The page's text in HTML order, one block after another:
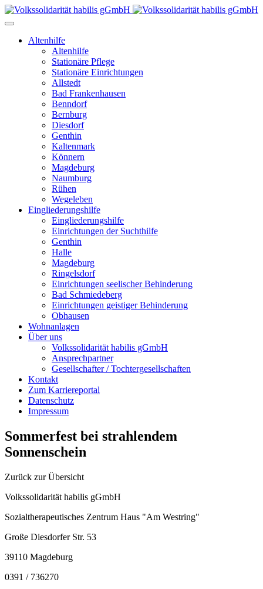
Altenhilfe
Altenhilfe
Stationäre Pflege
Stationäre Einrichtungen
Allstedt
Bad Frankenhausen
Benndorf
Bernburg
Diesdorf
Genthin
Kaltenmark
Könnern
Magdeburg
Naumburg
Rühen
Wegeleben
Eingliederungshilfe
Eingliederungshilfe
Einrichtungen der Suchthilfe
Genthin
Halle
Magdeburg
Ringelsdorf
Einrichtungen seelischer Behinderung
Bad Schmiedeberg
Einrichtungen geistiger Behinderung
Obhausen
Wohnanlagen
Über uns
Volkssolidarität habilis gGmbH
Ansprechpartner
Gesellschafter / Tochtergesellschaften
Kontakt
Zum Karriereportal
Datenschutz
Impressum
Sommerfest bei strahlendem
Sonnenschein
Zurück zur Übersicht
Volkssolidarität habilis gGmbH
Sozialtherapeutisches Zentrum Haus "Am Westring"
Große Diesdorfer Str. 53
39110 Magdeburg
0391 / 736270